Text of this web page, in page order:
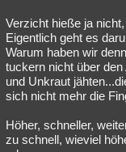
Verzicht hieße ja
Eigentlich geht es
Warum haben wir
tuckern nicht über
und Unkraut
sich nicht mehr die
Höher, schneller,
zu schnell, wieviel